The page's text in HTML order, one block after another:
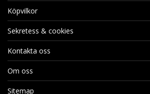
Köpvilkor
Sekretess & cookies
Kontakta oss
Om oss
Sitemap